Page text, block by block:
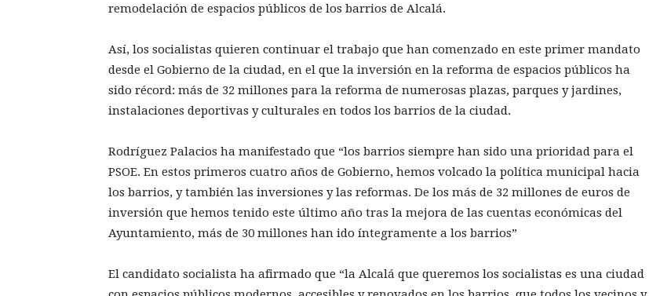
remodelación de espacios públicos de los barrios de Alcalá.
Así, los socialistas quieren continuar el trabajo que han comenzado en este primer mandato
desde el Gobierno de la ciudad, en el que la inversión en la reforma de espacios públicos ha
sido récord: más de 32 millones para la reforma de numerosas plazas, parques y jardines,
instalaciones deportivas y culturales en todos los barrios de la ciudad.
Rodríguez Palacios ha manifestado que “los barrios siempre han sido una prioridad para el
PSOE. En estos primeros cuatro años de Gobierno, hemos volcado la política municipal hacia
los barrios, y también las inversiones y las reformas. De los más de 32 millones de euros de
inversión que hemos tenido este último año tras la mejora de las cuentas económicas del
Ayuntamiento, más de 30 millones han ido íntegramente a los barrios”
El candidato socialista ha afirmado que “la Alcalá que queremos los socialistas es una ciudad